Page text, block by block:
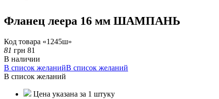
Фланец леера 16 мм ШАМПАНЬ
Код товара «1245ш»
81 грн 81
В наличии
В список желанийВ список желаний
В список желаний
Цена указана за 1 штуку